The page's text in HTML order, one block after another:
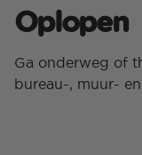
Oplopen
Ga onderweg of
bureau-, muur-